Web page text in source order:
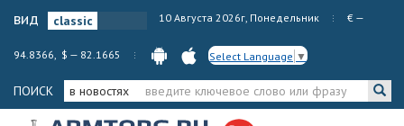
вид 10 Августа 2026г, Понедельник € —
94.8366, $ — 82.1665 Select Language ▼
ПОИСК в новостях